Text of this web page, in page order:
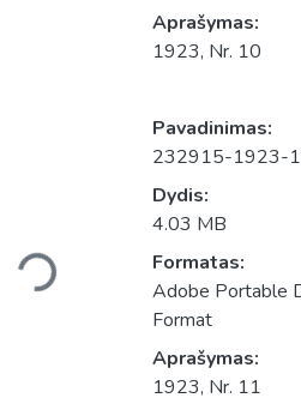
Aprašymas:
1923, Nr. 10
Įkeliama...
Pavadinimas:
232915-1923-
Dydis:
4.03 MB
Formatas:
Adobe Portable
Format
Aprašymas:
1923, Nr. 11